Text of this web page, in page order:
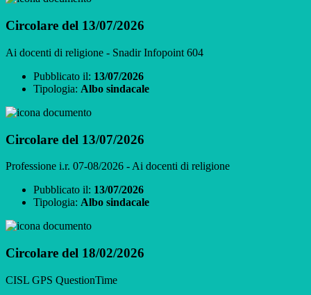
Circolare del 13/07/2026
Ai docenti di religione - Snadir Infopoint 604
Pubblicato il: 13/07/2026
Tipologia: Albo sindacale
Circolare del 13/07/2026
Professione i.r. 07-08/2026 - Ai docenti di religione
Pubblicato il: 13/07/2026
Tipologia: Albo sindacale
Circolare del 18/02/2026
CISL GPS QuestionTime